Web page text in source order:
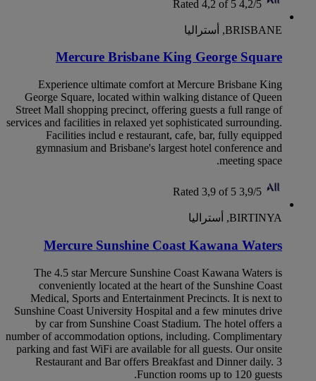
4,2/5
Rated 4,2 of 5
BRISBANE, أستراليا
Mercure Brisbane King George Square
Experience ultimate comfort at Mercure Brisbane King
George Square, located within walking distance of Queen
Street Mall shopping precinct, offering guests a full range of
services and facilities in relaxed yet sophisticated surrounding.
Facilities includ e restaurant, cafe, bar, fully equipped
gymnasium and Brisbane's largest hotel conference and
meeting space.
3,9/5
Rated 3,9 of 5
BIRTINYA, أستراليا
Mercure Sunshine Coast Kawana Waters
The 4.5 star Mercure Sunshine Coast Kawana Waters is
conveniently located at the heart of the Sunshine Coast
Medical, Sports and Entertainment Precincts. It is next to
Sunshine Coast University Hospital and a few minutes drive
by car from Sunshine Coast Stadium. The hotel offers a
number of accommodation options, including. Complimentary
parking and fast WiFi are available for all guests. Our onsite
Restaurant and Bar offers Breakfast and Dinner daily. 3
Function rooms up to 120 guests.